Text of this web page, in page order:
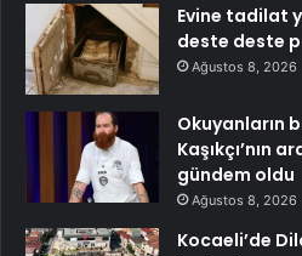
Evine tadilat
deste deste
Ağustos 8, 2026
Okuyanların
Kaşıkçı’nın
gündem oldu
Ağustos 8, 2026
Kocaeli’de